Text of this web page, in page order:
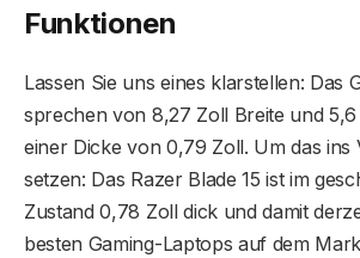
Funktionen
Lassen Sie uns eines klarstellen: Das
sprechen von 8,27 Zoll Breite und
einer Dicke von 0,79 Zoll. Um das ins
setzen: Das Razer Blade 15 ist im
Zustand 0,78 Zoll dick und damit
besten Gaming-Laptops auf dem